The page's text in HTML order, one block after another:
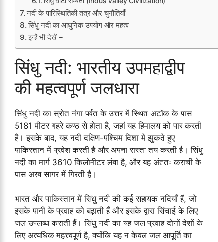
नदी के पारिस्थितिकी तंत्र और चुनौतियाँ
सिंधु नदी का आधुनिक उपयोग और महत्व
इन्हें भी देखें –
सिंधु नदी: भारतीय उपमहाद्वीप
की महत्वपूर्ण जलधारा
सिंधु नदी का स्रोत नंगा पर्वत के उत्तर में स्थित अटॉक के पास
5181 मीटर गहरे कण्ठ से होता है, जहां यह हिमालय को पार करती
है। इसके बाद, यह नदी दक्षिण-पश्चिम दिशा में झुकते हुए
पाकिस्तान में प्रवेश करती है और अपना रास्ता तय करती है। सिंधु
नदी का मार्ग 3610 किलोमीटर लंबा है, और यह अंततः कराची के
पास अरब सागर में गिरती है।
भारत और पाकिस्तान में सिंधु नदी की कई सहायक नदियाँ हैं, जो
इसके पानी के प्रवाह को बढ़ाती हैं और इसके द्वारा सिंचाई के लिए
जल उपलब्ध कराती हैं। सिंधु नदी का यह जल प्रवाह दोनों देशों के
लिए अत्यधिक महत्त्वपूर्ण है, क्योंकि यह न केवल जल आपूर्ति का